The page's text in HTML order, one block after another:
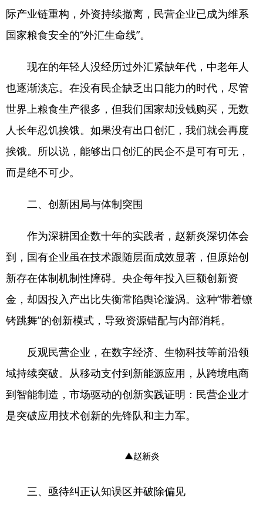
际产业链重构，外资持续撤离，民营企业已成为维系
国家粮食安全的“外汇生命线”。
现在的年轻人没经历过外汇紧缺年代，中老年人
也逐渐淡忘。在没有民企缺乏出口能力的时代，尽管
世界上粮食生产很多，但我们国家却没钱购买，无数
人长年忍饥挨饿。如果没有出口创汇，我们就会再度
挨饿。所以说，能够出口创汇的民企不是可有可无，
而是绝不可少。
二、创新困局与体制突围
作为深耕国企数十年的实践者，赵新炎深切体会
到，国有企业虽在技术跟随层面成效显著，但原始创
新存在体制机制性障碍。央企每年投入巨额创新资
金，却因投入产出比失衡常陷舆论漩涡。这种“带着镣
铐跳舞”的创新模式，导致资源错配与内部消耗。
反观民营企业，在数字经济、生物科技等前沿领
域持续突破。从移动支付到新能源应用，从跨境电商
到智能制造，市场驱动的创新实践证明：民营企业才
是突破应用技术创新的先锋队和主力军。
▲赵新炎
三、亟待纠正认知误区并破除偏见